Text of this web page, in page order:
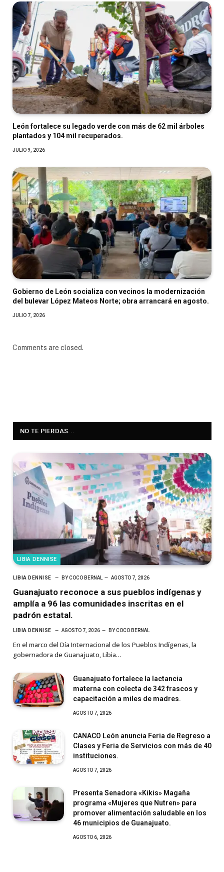
León fortalece su legado verde con más de 62 mil árboles
plantados y 104 mil recuperados.
JULIO 9, 2026
Gobierno de León socializa con vecinos la modernización
del bulevar López Mateos Norte; obra arrancará en agosto.
JULIO 7, 2026
Comments are closed.
NO TE PIERDAS...
LIBIA DENNISE
LIBIA DENNISE BY COCO BERNAL AGOSTO 7, 2026
Guanajuato reconoce a sus pueblos indígenas y
amplía a 96 las comunidades inscritas en el
padrón estatal.
LIBIA DENNISE AGOSTO 7, 2026 BY COCO BERNAL
En el marco del Día Internacional de los Pueblos Indígenas, la
gobernadora de Guanajuato, Libia…
Guanajuato fortalece la lactancia
materna con colecta de 342 frascos y
capacitación a miles de madres.
AGOSTO 7, 2026
CANACO León anuncia Feria de Regreso a
Clases y Feria de Servicios con más de 40
instituciones.
AGOSTO 7, 2026
Presenta Senadora «Kikis» Magaña
programa «Mujeres que Nutren» para
promover alimentación saludable en los
46 municipios de Guanajuato.
AGOSTO 6, 2026